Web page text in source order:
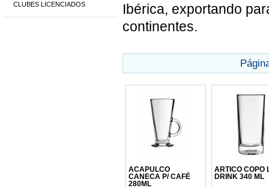
CLUBES LICENCIADOS
Ibérica, exportando
continentes.
ACAPULCO
CANECA P/ CAFÉ
280ML
ARTICO COPO
DRINK 340 ML